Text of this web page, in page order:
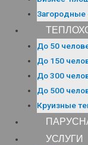
До 50
До 150
До 300
До 500
Круизные
УСЛУГИ